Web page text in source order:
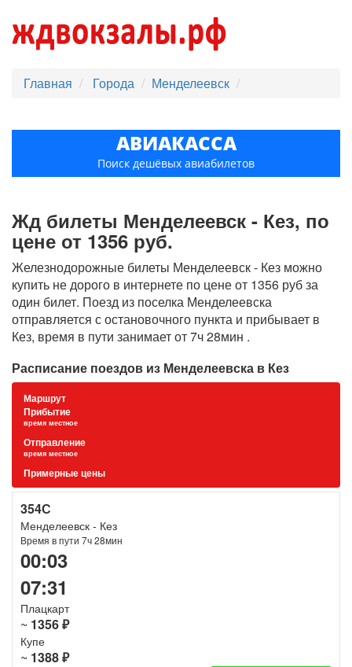
Главная Города Менделеевск
АВИАКАССА
Поиск дешёвых авиабилетов
Жд билеты Менделеевск - Кез, по
цене от 1356 руб.
Железнодорожные билеты Менделеевск - Кез можно
купить не дорого в интернете по цене от 1356 руб за
один билет. Поезд из поселка Менделеевска
отправляется с остановочного пункта и прибывает в
Кез, время в пути занимает от 7ч 28мин .
Расписание поездов из Менделеевска в Кез
Маршрут
Прибытие
время местное
Отправление
время местное
Примерные цены
354С
Менделеевск - Кез
Время в пути 7ч 28мин
00:03
07:31
Плацкарт
~ 1356 ₽
Купе
~ 1388 ₽